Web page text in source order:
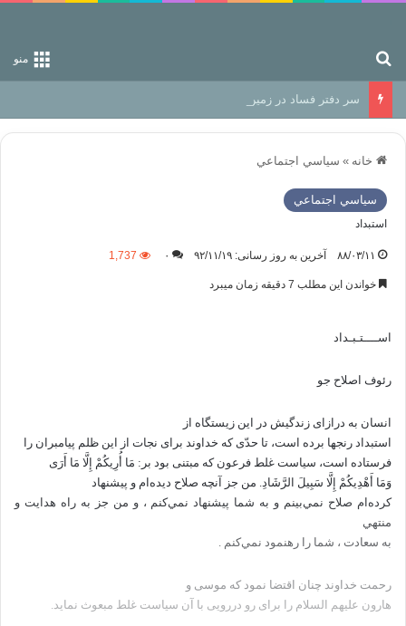
منو
سر دفتر فساد در زمین‌، دوری وکناره‌گیری از راه خداست‌!
خانه » سياسي اجتماعي
سياسي اجتماعي
استبداد
۸۸/۰۳/۱۱ آخرین به روز رسانی: ۹۲/۱۱/۱۹ ۰ 1,737
خواندن این مطلب 7 دقیقه زمان میبرد
اســــتـبـداد
رئوف اصلاح جو
انسان به درازای زندگیش در این زیستگاه از
استبداد رنجها برده است، تا حدّی که خداوند برای نجات از این ظلم پیامبران را
فرستاده است، سیاست غلط فرعون که مبتنی بود بر: مَا أُرِيكُمْ إِلَّا مَا أَرَى
وَمَا أَهْدِيكُمْ إِلَّا سَبِيلَ الرَّشَادِ. من جز آنچه صلاح ديده‌ام و پيشنهاد
كرده‌ام صلاح نمي‌بينم و به شما پيشنهاد نمي‌كنم ، و من جز به راه هدايت و
منتهي
به سعادت ، شما را رهنمود نمي‌كنم .
رحمت خداوند چنان اقتضا نمود که موسی و
هارون علیهم السلام را برای رو دررویی با آن سیاست غلط مبعوث نماید.